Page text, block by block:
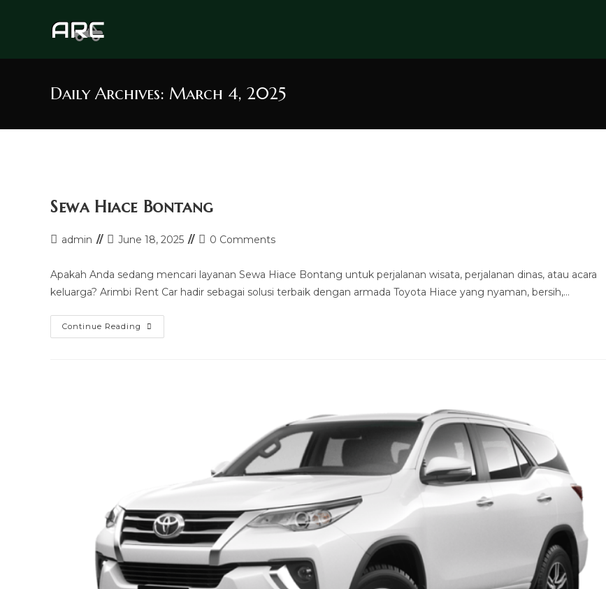
Daily Archives: March 4, 2025
Sewa Hiace Bontang
Postadmin
Post
modified:
June 18, 2025
Post0 Comments
Apakah Anda sedang mencari layanan Sewa Hiace Bontang untuk perjalanan wisata, perjalanan dinas, atau acara
keluarga? Arimbi Rent Car hadir sebagai solusi terbaik dengan armada Toyota Hiace yang nyaman, bersih,…
Continue Reading Sewa
Hiace